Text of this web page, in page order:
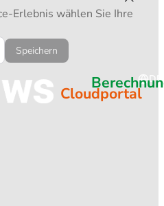
Erlebnis wählen Sie Ihre
Speichern
Cloudportal
DE